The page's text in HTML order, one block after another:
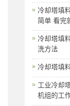
冷却塔填
简单 看完
冷却塔填
洗方法
冷却塔填
工业冷却
机组的工